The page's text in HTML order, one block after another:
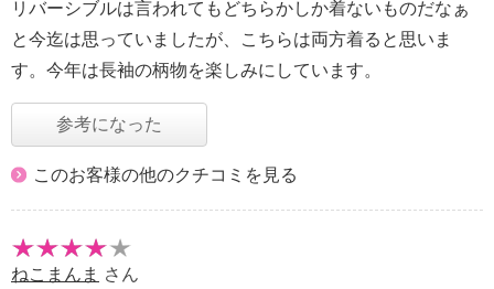
リバーシブルは言われてもどちらかしか着ないものだなぁ
と今迄は思っていましたが、こちらは両方着ると思いま
す。今年は長袖の柄物を楽しみにしています。
参考になった
このお客様の他のクチコミを見る
ねこまんま さん